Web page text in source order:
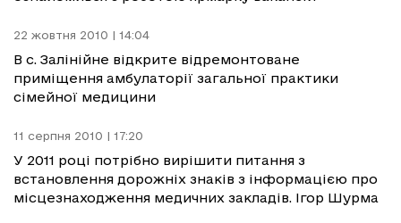
22 жовтня 2010 | 14:04
В с. Залінійне відкрите відремонтоване
приміщення амбулаторії загальної практики
сімейної медицини
11 серпня 2010 | 17:20
У 2011 році потрібно вирішити питання з
встановлення дорожніх знаків з інформацією про
місцезнаходження медичних закладів. Ігор Шурма